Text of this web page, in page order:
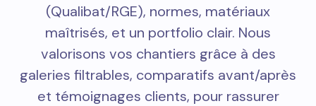
(Qualibat/RGE), normes, matériaux
maîtrisés, et un portfolio clair. Nous
valorisons vos chantiers grâce à des
galeries filtrables, comparatifs avant/après
et témoignages clients, pour rassurer